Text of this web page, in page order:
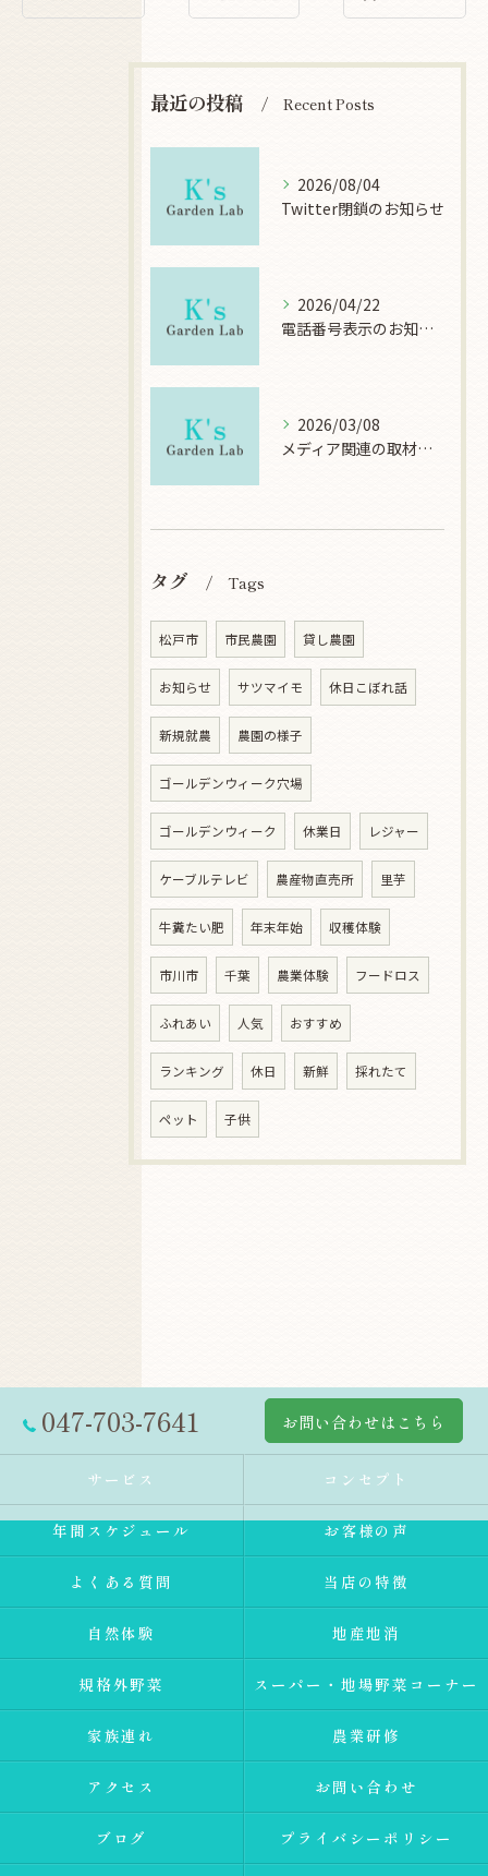
最近の投稿 Recent Posts
2026/08/04
Twitter閉鎖のお知らせ
2026/04/22
電話番号表示のお知らせ
2026/03/08
メディア関連の取材について
タグ Tags
松戸市 市民農園 貸し農園
お知らせ サツマイモ 休日こぼれ話
新規就農 農園の様子
ゴールデンウィーク穴場
ゴールデンウィーク 休業日 レジャー
ケーブルテレビ 農産物直売所 里芋
牛糞たい肥 年末年始 収穫体験
市川市 千葉 農業体験 フードロス
ふれあい 人気 おすすめ
ランキング 休日 新鮮 採れたて
ペット 子供
047-703-7641 お問い合わせはこちら
サービス コンセプト
年間スケジュール お客様の声
よくある質問 当店の特徴
自然体験 地産地消
規格外野菜 スーパー・地場野菜コーナー
家族連れ 農業研修
アクセス お問い合わせ
ブログ プライバシーポリシー